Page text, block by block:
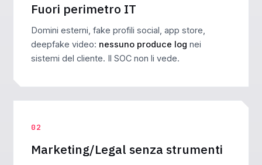
Fuori perimetro IT
Domini esterni, fake profili social, app store,
deepfake video: nessuno produce log nei
sistemi del cliente. Il SOC non li vede.
02
Marketing/Legal senza strumenti